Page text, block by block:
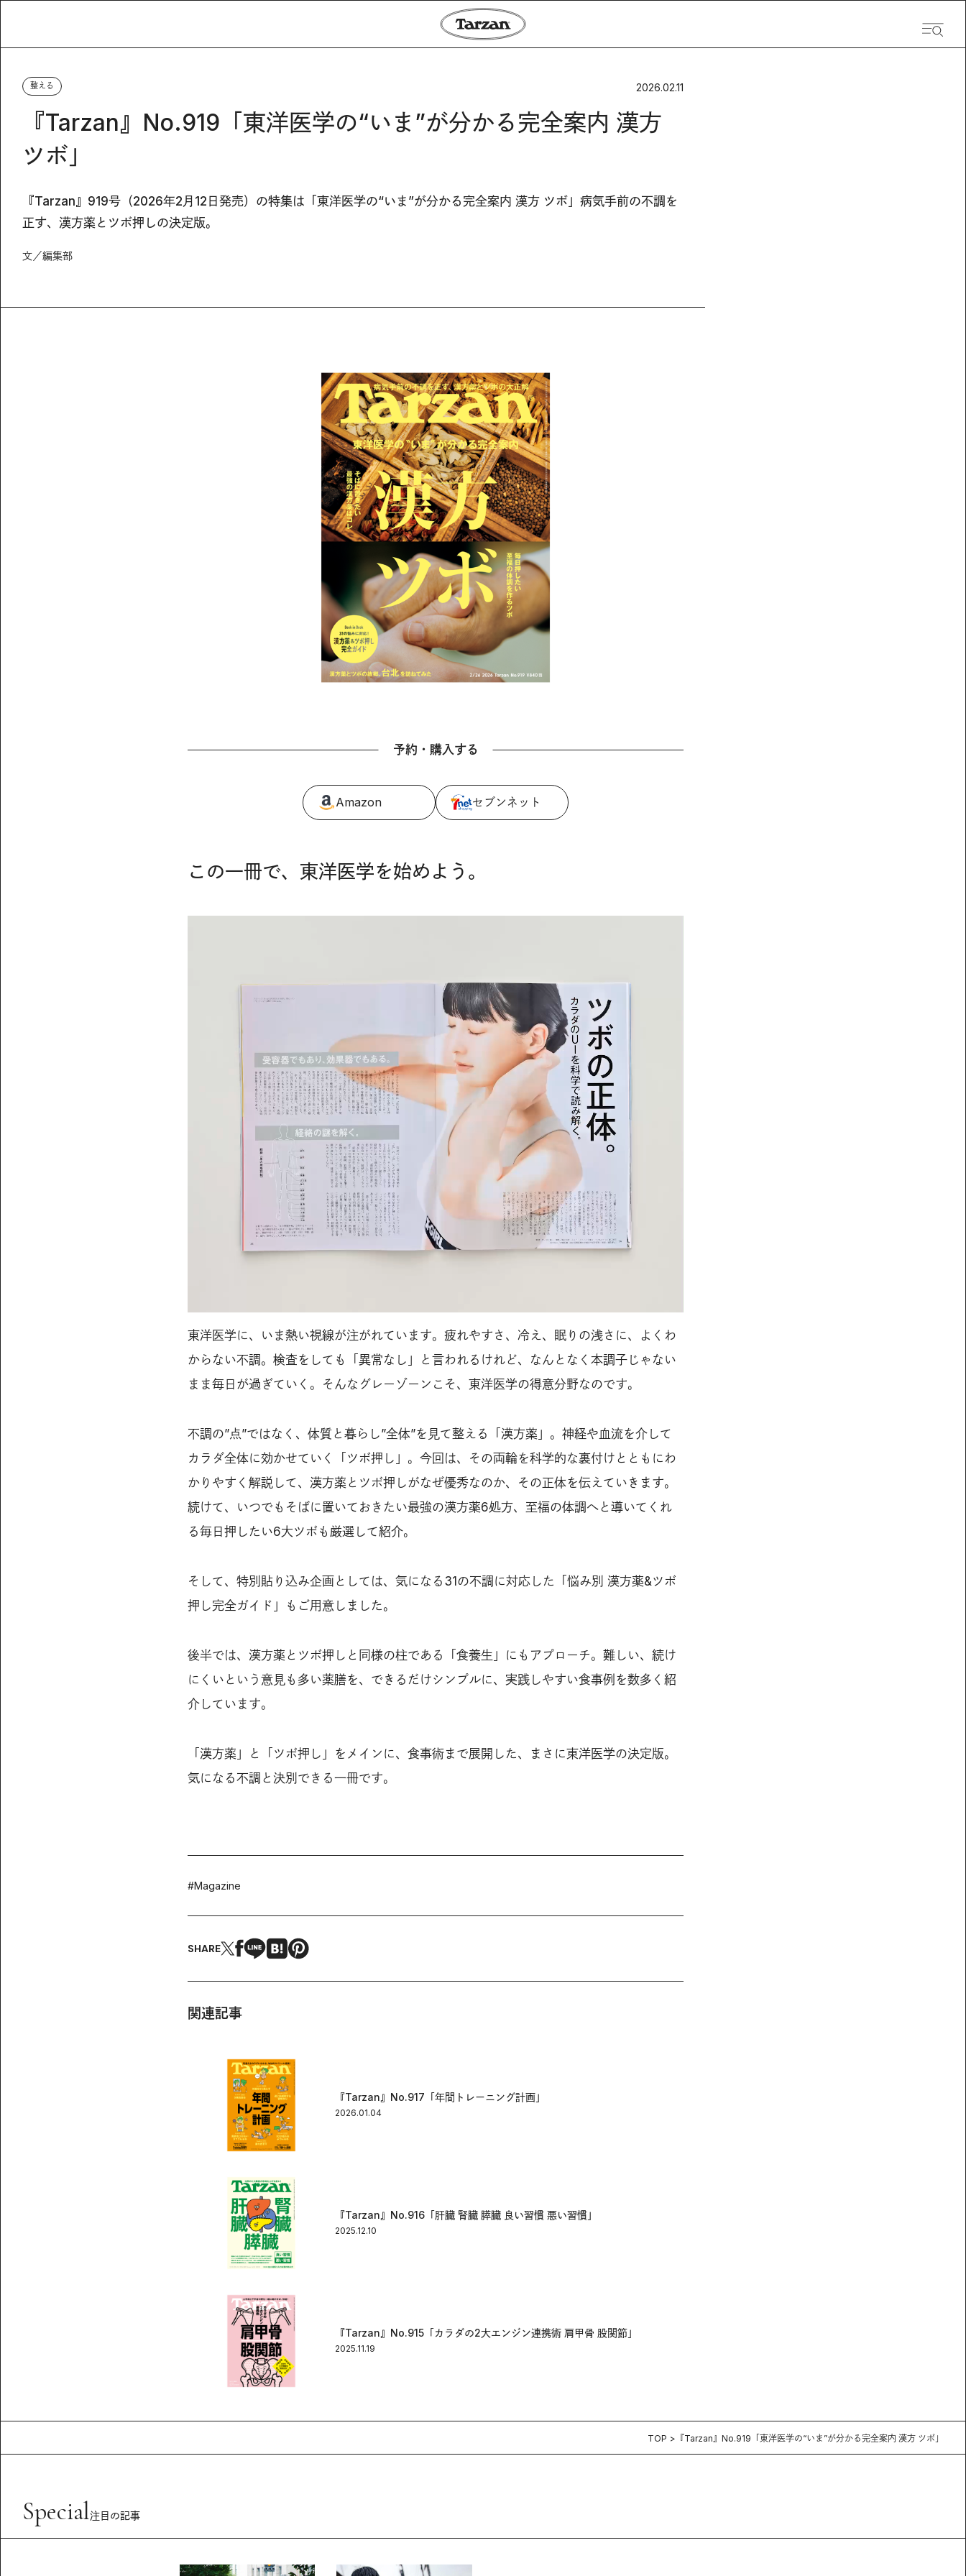
整える 2026.02.11
『Tarzan』No.919「東洋医学の“いま”が分かる完全案内 漢方
ツボ」
『Tarzan』919号（2026年2月12日発売）の特集は「東洋医学の“いま”が分かる完全案内 漢方 ツボ」病気手前の不調を
正す、漢方薬とツボ押しの決定版。
文／編集部
予約・購入する
Amazon セブンネット
この一冊で、東洋医学を始めよう。
東洋医学に、いま熱い視線が注がれています。疲れやすさ、冷え、眠りの浅さに、よくわ
からない不調。検査をしても「異常なし」と言われるけれど、なんとなく本調子じゃない
まま毎日が過ぎていく。そんなグレーゾーンこそ、東洋医学の得意分野なのです。
不調の”点”ではなく、体質と暮らし”全体”を見て整える「漢方薬」。神経や血流を介して
カラダ全体に効かせていく「ツボ押し」。今回は、その両輪を科学的な裏付けとともにわ
かりやすく解説して、漢方薬とツボ押しがなぜ優秀なのか、その正体を伝えていきます。
続けて、いつでもそばに置いておきたい最強の漢方薬6処方、至福の体調へと導いてくれ
る毎日押したい6大ツボも厳選して紹介。
そして、特別貼り込み企画としては、気になる31の不調に対応した「悩み別 漢方薬&ツボ
押し完全ガイド」もご用意しました。
後半では、漢方薬とツボ押しと同様の柱である「食養生」にもアプローチ。難しい、続け
にくいという意見も多い薬膳を、できるだけシンプルに、実践しやすい食事例を数多く紹
介しています。
「漢方薬」と「ツボ押し」をメインに、食事術まで展開した、まさに東洋医学の決定版。
気になる不調と決別できる一冊です。
#Magazine
SHARE
関連記事
『Tarzan』No.917「年間トレーニング計画」
2026.01.04
『Tarzan』No.916「肝臓 腎臓 膵臓 良い習慣 悪い習慣」
2025.12.10
『Tarzan』No.915「カラダの2大エンジン連携術 肩甲骨 股関節」
2025.11.19
TOP 『Tarzan』No.919「東洋医学の“いま”が分かる完全案内 漢方 ツボ」
Special注目の記事